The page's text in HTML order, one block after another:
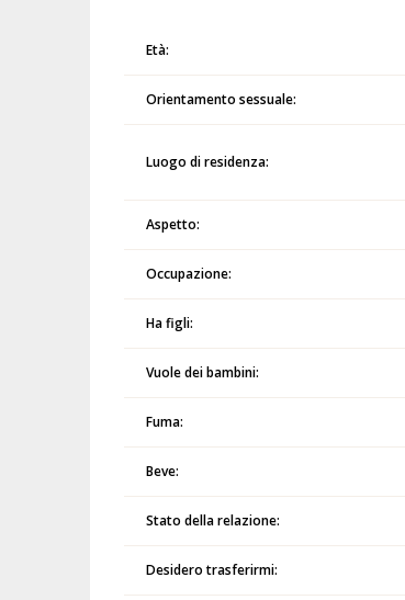
Età:
Orientamento sessuale:
Luogo di residenza:
Aspetto:
Occupazione:
Ha figli:
Vuole dei bambini:
Fuma:
Beve:
Stato della relazione:
Desidero trasferirmi: